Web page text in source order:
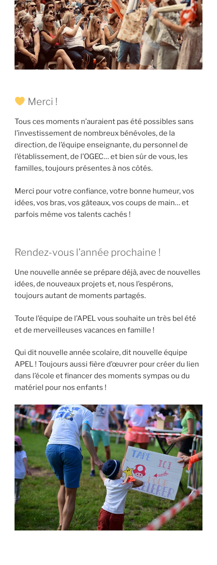
Merci !
Tous ces moments n’auraient pas été possibles sans
l’investissement de nombreux bénévoles, de la
direction, de l’équipe enseignante, du personnel de
l’établissement, de l’OGEC… et bien sûr de vous, les
familles, toujours présentes à nos côtés.
Merci pour votre confiance, votre bonne humeur, vos
idées, vos bras, vos gâteaux, vos coups de main… et
parfois même vos talents cachés !
Rendez-vous l’année prochaine !
Une nouvelle année se prépare déjà, avec de nouvelles
idées, de nouveaux projets et, nous l’espérons,
toujours autant de moments partagés.
Toute l’équipe de l’APEL vous souhaite un très bel été
et de merveilleuses vacances en famille !
Qui dit nouvelle année scolaire, dit nouvelle équipe
APEL ! Toujours aussi fière d’œuvrer pour créer du lien
dans l’école et financer des moments sympas ou du
matériel pour nos enfants !